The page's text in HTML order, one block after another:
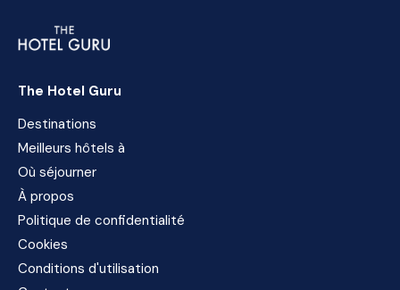
The Hotel Guru
Destinations
Meilleurs hôtels à
Où séjourner
À propos
Politique de confidentialité
Cookies
Conditions d'utilisation